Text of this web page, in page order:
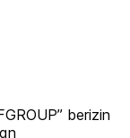
berizin